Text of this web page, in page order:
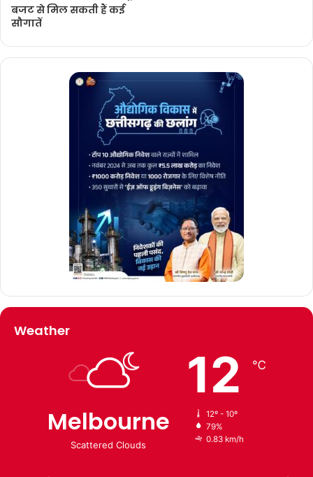
बजट से मिल सकती हैं कई
सौगातें
Weather
Melbourne
Scattered Clouds
12 ℃
12º - 10º
79%
0.83 km/h